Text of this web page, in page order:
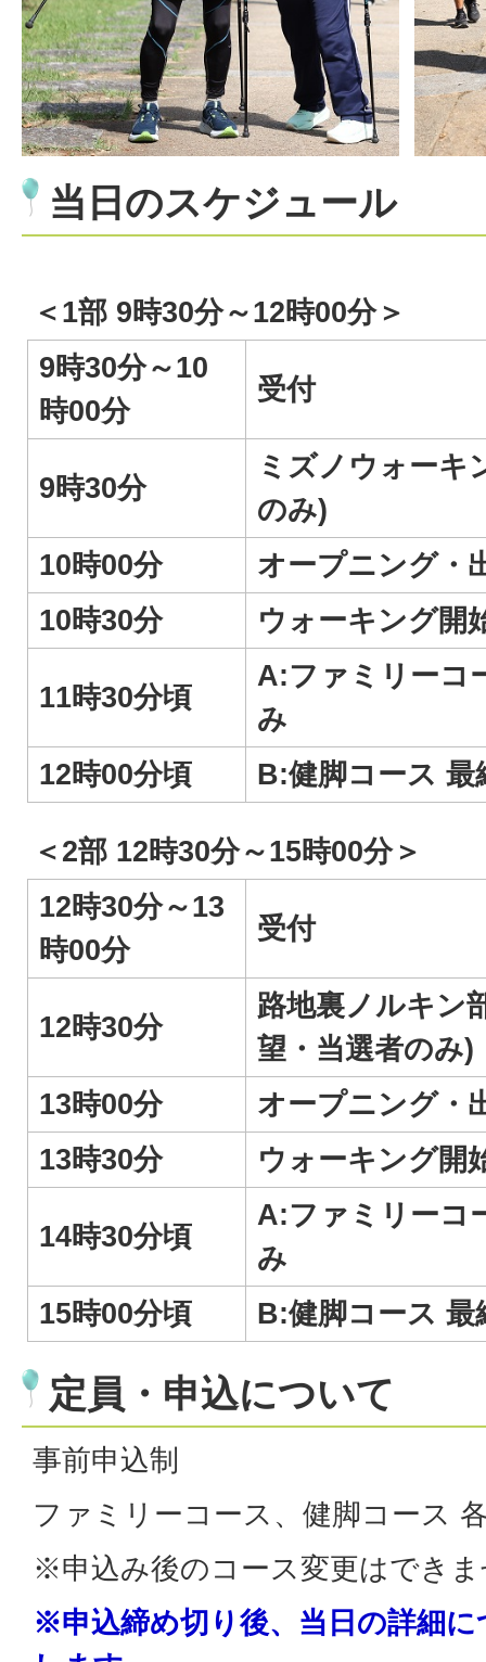
当日のスケジュール
＜1部 9時30分～12時00分＞
9時30分～10
時00分
受付
9時30分
ミズノウォーキ
のみ)
10時00分
オープニング・
10時30分
ウォーキング開
11時30分頃
A:ファミリーコ
み
12時00分頃
B:健脚コース 最
＜2部 12時30分～15時00分＞
12時30分～13
時00分
受付
12時30分
路地裏ノルキン
望・当選者のみ)
13時00分
オープニング・
13時30分
ウォーキング開
14時30分頃
A:ファミリーコ
み
15時00分頃
B:健脚コース 最
定員・申込について
事前申込制
ファミリーコース、健脚コース
※申込み後のコース変更はでき
※申込締め切り後、当日の詳細